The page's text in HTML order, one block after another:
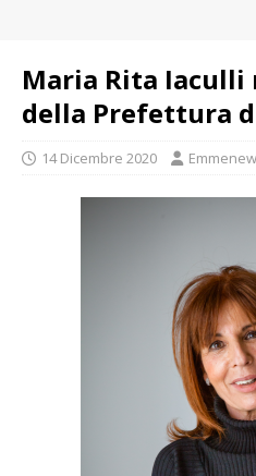
Maria Rita Iaculli
della Prefettura
14 Dicembre 2020